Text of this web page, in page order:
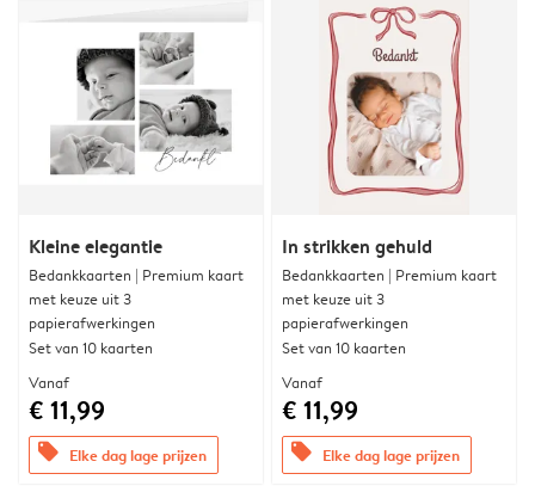
Kleine elegantie
Bedankkaarten | Premium kaart
met keuze uit 3
papierafwerkingen
Set van 10 kaarten
Vanaf
€ 11,99
offers Elke dag lage prijzen
In strikken gehuld
Bedankkaarten | Premium kaart
met keuze uit 3
papierafwerkingen
Set van 10 kaarten
Vanaf
€ 11,99
offers Elke dag lage prijzen